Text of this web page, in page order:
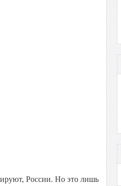
России. Но это лишь